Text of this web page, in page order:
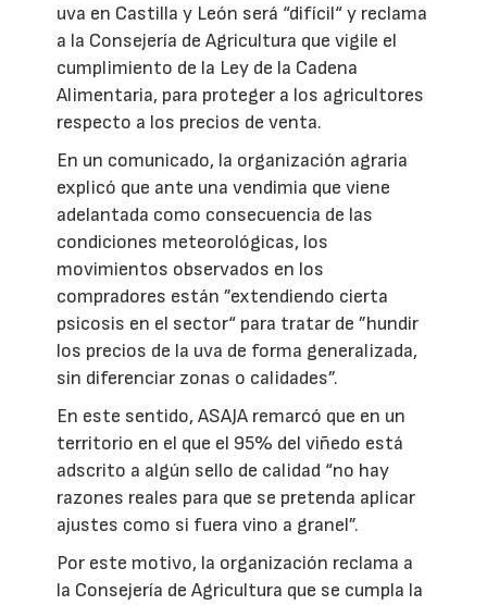
uva en Castilla y León será “difícil“ y reclama
a la Consejería de Agricultura que vigile el
cumplimiento de la Ley de la Cadena
Alimentaria, para proteger a los agricultores
respecto a los precios de venta.
En un comunicado, la organización agraria
explicó que ante una vendimia que viene
adelantada como consecuencia de las
condiciones meteorológicas, los
movimientos observados en los
compradores están ”extendiendo cierta
psicosis en el sector“ para tratar de ”hundir
los precios de la uva de forma generalizada,
sin diferenciar zonas o calidades”.
En este sentido, ASAJA remarcó que en un
territorio en el que el 95% del viñedo está
adscrito a algún sello de calidad “no hay
razones reales para que se pretenda aplicar
ajustes como si fuera vino a granel”.
Por este motivo, la organización reclama a
la Consejería de Agricultura que se cumpla la